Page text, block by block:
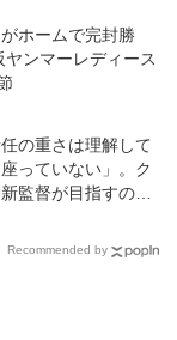
ホームで完封勝
ンマーレディース
の重さは理解して
っていない」。ク
監督が目指すのは
Recommended by